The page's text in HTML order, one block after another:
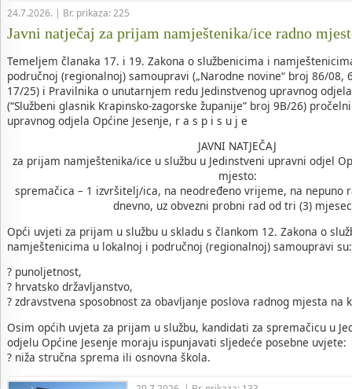
24.7.2026. | Br. prikaza: 225
Javni natječaj za prijam namještenika/ice radno
Temeljem članaka 17. i 19. Zakona o službenicima i
područnoj (regionalnoj) samoupravi („Narodne novine“ broj 86/08,
17/25) i Pravilnika o unutarnjem redu Jedinstvenog upravnog
(“Službeni glasnik Krapinsko-zagorske županije” broj 9B/26)
upravnog odjela Općine Jesenje, r a s p i s u j e
JAVNI NATJEČAJ
za prijam namještenika/ice u službu u Jedinstveni upravni odjel
mjesto:
spremačica – 1 izvršitelj/ica, na neodređeno vrijeme, na nepuno
dnevno, uz obvezni probni rad od tri (3)
Opći uvjeti za prijam u službu u skladu s člankom 12. Zakona o
namještenicima u lokalnoj i područnoj (regionalnoj) samoupravi su:
? punoljetnost,
? hrvatsko državljanstvo,
? zdravstvena sposobnost za obavljanje poslova radnog mjesta na
Osim općih uvjeta za prijam u službu, kandidati za spremačicu u
odjelu Općine Jesenje moraju ispunjavati sljedeće posebne uvjete:
? niža stručna sprema ili osnovna škola.